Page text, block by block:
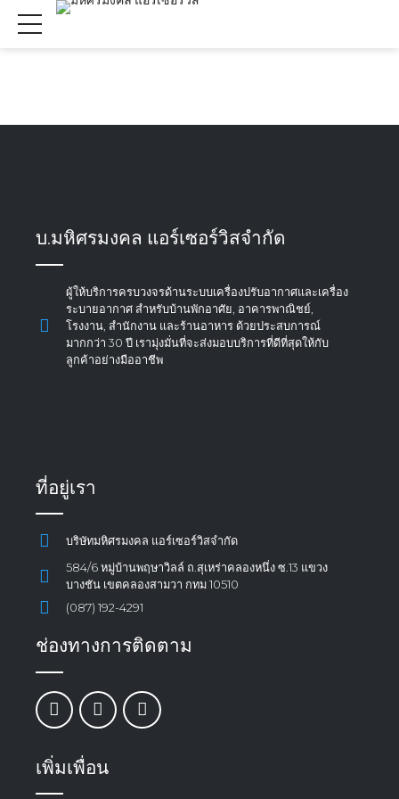
บ.มหิศรมงคล แอร์เซอร์วิสจำกัด
ผู้ให้บริการครบวงจรด้านระบบเครื่องปรับอากาศและเครื่อง
ระบายอากาศ สำหรับบ้านพักอาศัย, อาคารพาณิชย์,
โรงงาน, สำนักงาน และร้านอาหาร ด้วยประสบการณ์
มากกว่า 30 ปี เรามุ่งมั่นที่จะส่งมอบบริการที่ดีที่สุดให้กับ
ลูกค้าอย่างมืออาชีพ
ที่อยู่เรา
บริษัทมหิศรมงคล แอร์เซอร์วิสจำกัด
584/6 หมู่บ้านพฤษาวิลล์ ถ.สุเหร่าคลองหนึ่ง ซ.13 แขวง
บางชัน เขตคลองสามวา กทม 10510
(087) 192-4291
ช่องทางการติดตาม
เพิ่มเพื่อน